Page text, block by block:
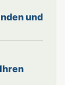
und